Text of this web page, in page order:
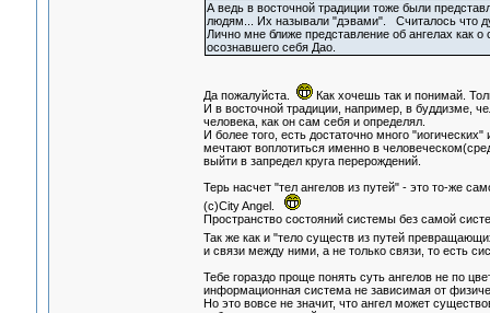
А ведь в восточной традиции тоже были
людям... Их называли "дэвами". Считалось что
Лично мне ближе представление об ангелах как
осознавшего себя Дао.
Да пожалуйста.
Как хочешь так и понимай.
И в восточной традиции, например, в буддизме,
человека, как он сам себя и определял.
И более того, есть достаточно много
мечтают воплотиться именно в
выйти в запредел круга перерождений.
Терь насчет "тел ангелов из путей" - это то-же
(с)City Angel.
Пространство состояний системы без самой
Так же как и "тело существ из путей
и связи между ними, а не только связи, то есть
Тебе гораздо проще понять суть ангелов не по
информационная система не зависимая от
Но это вовсе не значит, что ангел может